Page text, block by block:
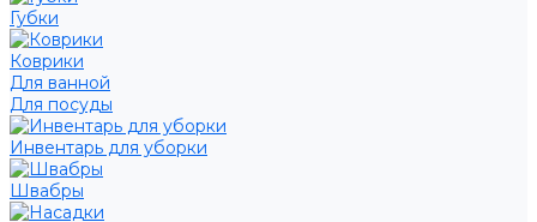
Губки
Коврики
Для ванной
Для посуды
Инвентарь для уборки
Швабры